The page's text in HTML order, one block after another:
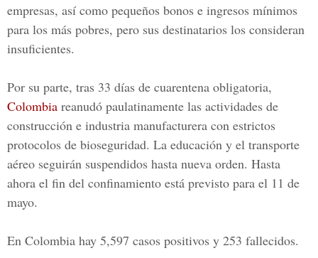
empresas, así como pequeños bonos e ingresos mínimos
para los más pobres, pero sus destinatarios los consideran
insuficientes.
Por su parte, tras 33 días de cuarentena obligatoria,
Colombia reanudó paulatinamente las actividades de
construcción e industria manufacturera con estrictos
protocolos de bioseguridad. La educación y el transporte
aéreo seguirán suspendidos hasta nueva orden. Hasta
ahora el fin del confinamiento está previsto para el 11 de
mayo.
En Colombia hay 5,597 casos positivos y 253 fallecidos.